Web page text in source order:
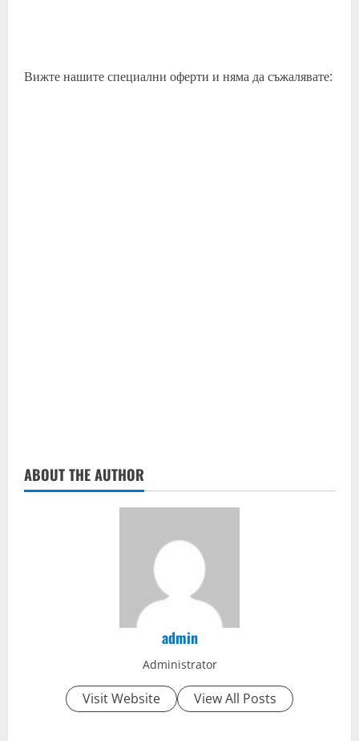
Вижте нашите специални оферти и няма да съжалявате:
ABOUT THE AUTHOR
admin
Administrator
Visit Website View All Posts